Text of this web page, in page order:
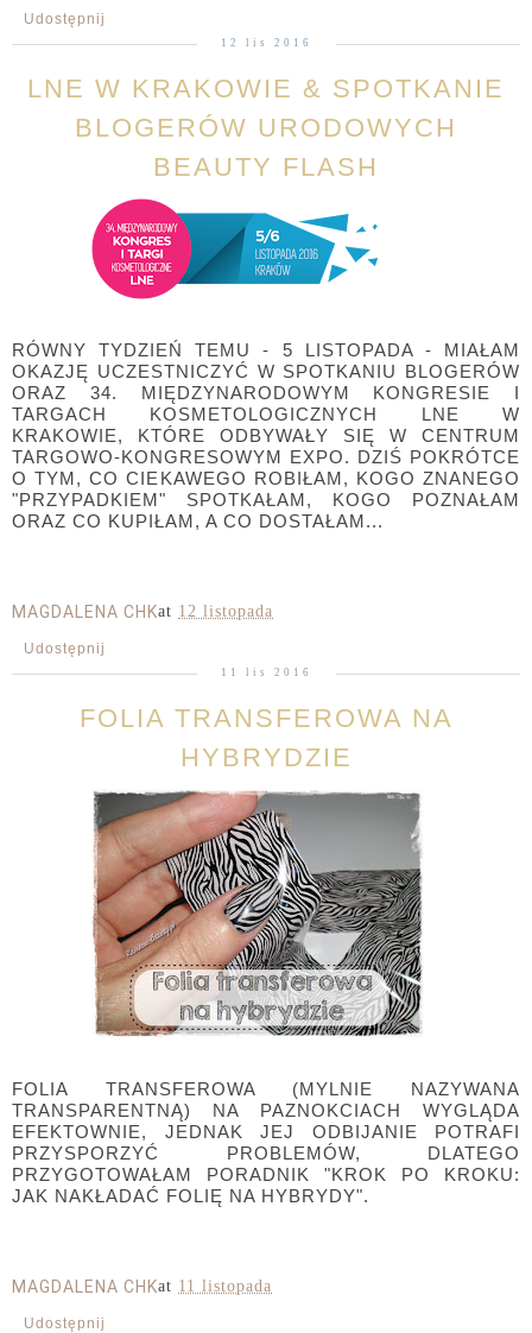
Udostępnij
12 lis 2016
LNE W KRAKOWIE & SPOTKANIE
BLOGERÓW URODOWYCH
BEAUTY FLASH
RÓWNY TYDZIEŃ TEMU - 5 LISTOPADA - MIAŁAM
OKAZJĘ UCZESTNICZYĆ W SPOTKANIU BLOGERÓW
ORAZ 34. MIĘDZYNARODOWYM KONGRESIE I
TARGACH KOSMETOLOGICZNYCH LNE W
KRAKOWIE, KTÓRE ODBYWAŁY SIĘ W CENTRUM
TARGOWO-KONGRESOWYM EXPO. DZIŚ POKRÓTCE
O TYM, CO CIEKAWEGO ROBIŁAM, KOGO ZNANEGO
"PRZYPADKIEM" SPOTKAŁAM, KOGO POZNAŁAM
ORAZ CO KUPIŁAM, A CO DOSTAŁAM...
MAGDALENA CHKat 12 listopada
Udostępnij
11 lis 2016
FOLIA TRANSFEROWA NA
HYBRYDZIE
FOLIA TRANSFEROWA (MYLNIE NAZYWANA
TRANSPARENTNĄ) NA PAZNOKCIACH WYGLĄDA
EFEKTOWNIE, JEDNAK JEJ ODBIJANIE POTRAFI
PRZYSPORZYĆ PROBLEMÓW, DLATEGO
PRZYGOTOWAŁAM PORADNIK "KROK PO KROKU:
JAK NAKŁADAĆ FOLIĘ NA HYBRYDY".
MAGDALENA CHKat 11 listopada
Udostępnij